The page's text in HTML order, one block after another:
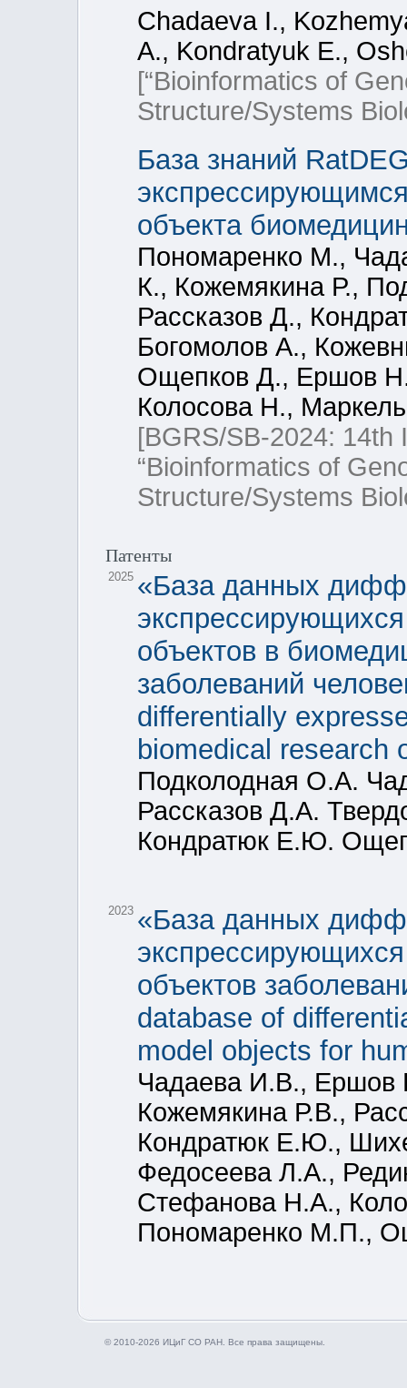
Chadaeva I.,
A., Kondratyuk E.,
[“Bioinformatics of
Structure/Systems
База знаний
объекта
Пономаренко М.,
К., Кожемякина Р.,
Рассказов Д.,
Богомолов А.,
Ощепков Д., Ершов
Колосова Н.,
[BGRS/SB-2024: 14th
“Bioinformatics of
Structure/Systems
Патенты
2025 «База данных
объектов в
заболеваний
differentially
biomedical research
Подколодная О.А.
Рассказов Д.А.
Кондратюк Е.Ю.
2023 «База данных
объектов
database of
model objects for
Чадаева И.В.,
Кожемякина Р.В.,
Кондратюк Е.Ю.,
Федосеева Л.А.,
Стефанова Н.А.,
Пономаренко М.П.,
© 2010-2026 ИЦиГ СО РАН. Все права защищены.